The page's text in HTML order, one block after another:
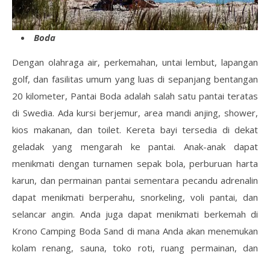
Boda
Dengan olahraga air, perkemahan, untai lembut, lapangan
golf, dan fasilitas umum yang luas di sepanjang bentangan
20 kilometer, Pantai Boda adalah salah satu pantai teratas
di Swedia. Ada kursi berjemur, area mandi anjing, shower,
kios makanan, dan toilet. Kereta bayi tersedia di dekat
geladak yang mengarah ke pantai. Anak-anak dapat
menikmati dengan turnamen sepak bola, perburuan harta
karun, dan permainan pantai sementara pecandu adrenalin
dapat menikmati berperahu, snorkeling, voli pantai, dan
selancar angin. Anda juga dapat menikmati berkemah di
Krono Camping Boda Sand di mana Anda akan menemukan
kolam renang, sauna, toko roti, ruang permainan, dan